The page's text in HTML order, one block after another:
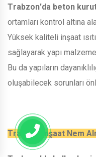
Trabzon'da beton
ortamları kontrol altına
Yüksek kaliteli inşaat
sağlayarak yapı
Bu da yapıların
oluşabilecek sorunları
Trabzon İnşaat Nem